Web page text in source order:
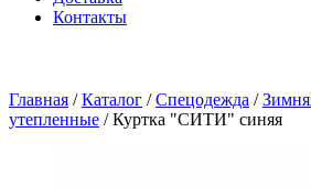
Контакты
Главная / Каталог / Спецодежда /
утепленные / Куртка "СИТИ" синяя